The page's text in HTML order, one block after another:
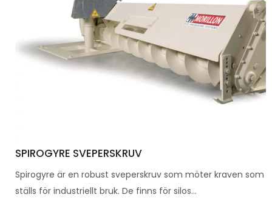
SPIROGYRE SVEPERSKRUV
Spirogyre är en robust sveperskruv som möter kraven som
ställs för industriellt bruk. De finns för silos...